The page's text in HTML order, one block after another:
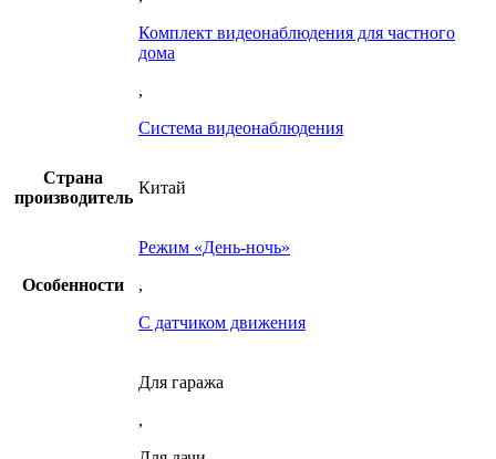
Комплект видеонаблюдения для частного
дома
,
Система видеонаблюдения
Страна
производитель
Китай
Особенности
Режим «День-ночь»
,
С датчиком движения
Для гаража
,